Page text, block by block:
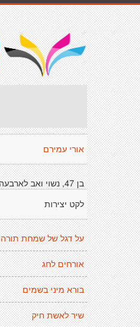
אורי עמירם
בן 47, נשוי ואב לארבעה. מנהל מכירות.
לקט יצירות
על דגל של שמחת תורה
אורחים לחג
בורא מיני בשמים
שיר לאשת חיק